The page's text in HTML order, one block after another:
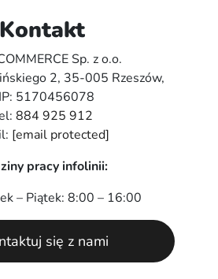
Kontakt
Sp. z o.o.
2, 35-005 Rzeszów,
5170456078
884 925 912
[email protected]
pracy infolinii:
– Piątek: 8:00 – 16:00
się z nami